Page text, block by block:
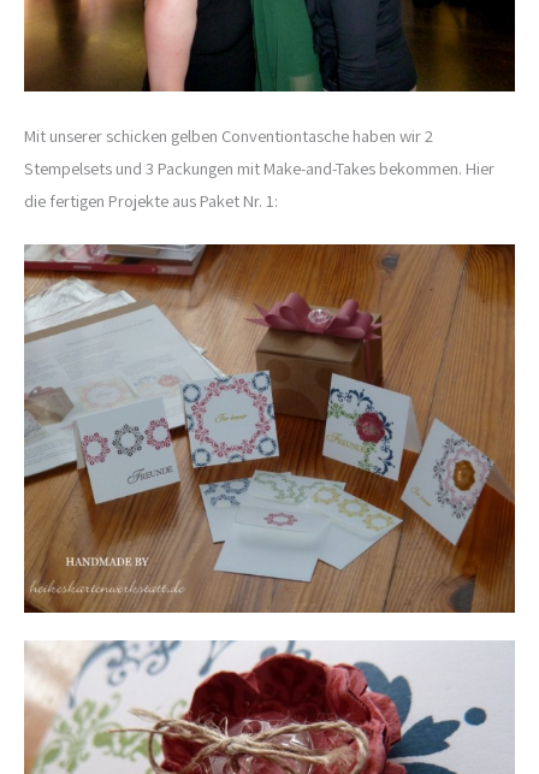
Mit unserer schicken gelben Conventiontasche haben wir 2
Stempelsets und 3 Packungen mit Make-and-Takes bekommen. Hier
die fertigen Projekte aus Paket Nr. 1: